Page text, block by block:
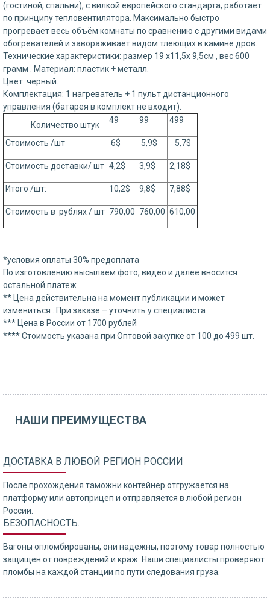
(гостиной, спальни), с вилкой европейского стандарта, работает
по принципу тепловентилятора. Максимально быстро
прогревает весь объём комнаты по сравнению с другими видами
обогревателей и завораживает видом тлеющих в камине дров.
Технические характеристики: размер 19 х11,5х 9,5см , вес 600
грамм . Материал: пластик + металл.
Цвет: черный.
Комплектация: 1 нагреватель + 1 пульт дистанционного
управления (батарея в комплект не входит).
Количество штук
49 99 499
Стоимость /шт 6$ 5,9$ 5,7$
Стоимость доставки/ шт 4,2$ 3,9$ 2,18$
Итого /шт: 10,2$ 9,8$ 7,88$
Стоимость в рублях / шт 790,00 760,00 610,00
*условия оплаты 30% предоплата
По изготовлению высылаем фото, видео и далее вносится
остальной платеж
** Цена действительна на момент публикации и может
измениться . При заказе – уточнить у специалиста
*** Цена в России от 1700 рублей
**** Стоимость указана при Оптовой закупке от 100 до 499 шт.
НАШИ ПРЕИМУЩЕСТВА
ДОСТАВКА В ЛЮБОЙ РЕГИОН РОССИИ
После прохождения таможни контейнер отгружается на
платформу или автоприцеп и отправляется в любой регион
России.
БЕЗОПАСНОСТЬ.
Вагоны опломбированы, они надежны, поэтому товар полностью
защищен от повреждений и краж. Наши специалисты проверяют
пломбы на каждой станции по пути следования груза.